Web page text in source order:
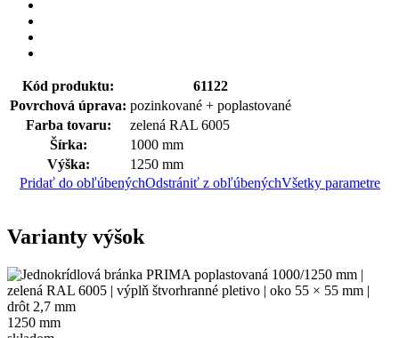
Kód produktu:
61122
Povrchová úprava: pozinkované + poplastované
Farba tovaru:
zelená RAL 6005
Šírka:
1000 mm
Výška:
1250 mm
Pridať do obľúbenýchOdstrániť z obľúbenýchVšetky parametre
Varianty výšok
1250 mm